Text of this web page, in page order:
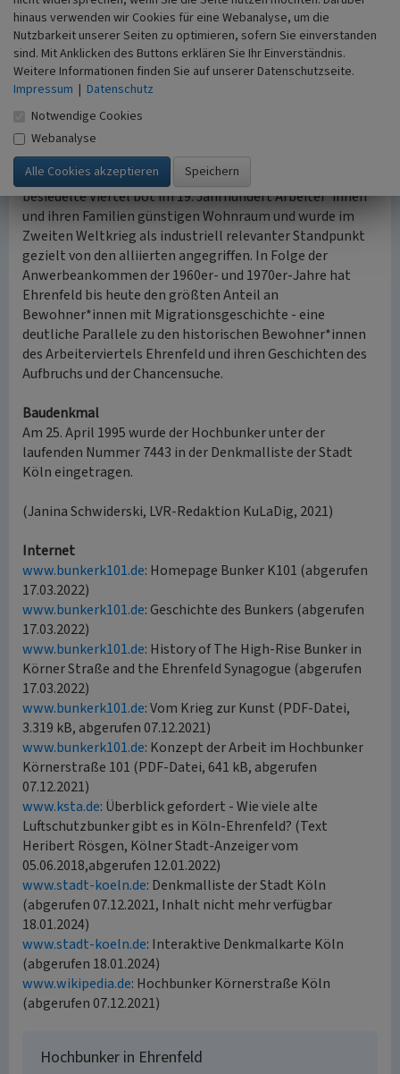
für Geschichte seiner Umgebung spielt eine große Rolle
im kollektive Gedächtnis des Stadtteils:
„So versammelt sich seit vielen Jahren am 10. November, in
Erinnerung an die Reichsprogromnacht und die
Ermordung der Edelweißpiraten eine große Gruppe von
Menschen am Bunker und bricht nach verschiedenen
Wortbeiträgen zu einem Schweigemarsch auf.“
(www.bunkerk101.de, Konzeptpapier)
Das im Zuge der Industrialisierung schnell und dicht
besiedelte Viertel bot im 19. Jahrhundert Arbeiter*innen
und ihren Familien günstigen Wohnraum und wurde im
Zweiten Weltkrieg als industriell relevanter Standpunkt
gezielt von den alliierten angegriffen. In Folge der
Anwerbeankommen der 1960er- und 1970er-Jahre hat
Ehrenfeld bis heute den größten Anteil an
Bewohner*innen mit Migrationsgeschichte - eine
deutliche Parallele zu den historischen Bewohner*innen
des Arbeiterviertels Ehrenfeld und ihren Geschichten des
Aufbruchs und der Chancensuche.
Baudenkmal
Am 25. April 1995 wurde der Hochbunker unter der
laufenden Nummer 7443 in der Denkmalliste der Stadt
Köln eingetragen.
(Janina Schwiderski, LVR-Redaktion KuLaDig, 2021)
Internet
www.bunkerk101.de: Homepage Bunker K101 (abgerufen
17.03.2022)
www.bunkerk101.de: Geschichte des Bunkers (abgerufen
17.03.2022)
www.bunkerk101.de: History of The High-Rise Bunker in
Körner Straße and the Ehrenfeld Synagogue (abgerufen
17.03.2022)
www.bunkerk101.de: Vom Krieg zur Kunst (PDF-Datei,
3.319 kB, abgerufen 07.12.2021)
www.bunkerk101.de: Konzept der Arbeit im Hochbunker
Körnerstraße 101 (PDF-Datei, 641 kB, abgerufen
07.12.2021)
www.ksta.de: Überblick gefordert - Wie viele alte
Luftschutzbunker gibt es in Köln-Ehrenfeld? (Text
Heribert Rösgen, Kölner Stadt-Anzeiger vom
05.06.2018,abgerufen 12.01.2022)
www.stadt-koeln.de: Denkmalliste der Stadt Köln
(abgerufen 07.12.2021, Inhalt nicht mehr verfügbar
18.01.2024)
www.stadt-koeln.de: Interaktive Denkmalkarte Köln
(abgerufen 18.01.2024)
www.wikipedia.de: Hochbunker Körnerstraße Köln
(abgerufen 07.12.2021)
Hochbunker in Ehrenfeld
hinaus verwenden wir Cookies für eine Webanalyse, um die
Nutzbarkeit unserer Seiten zu optimieren, sofern Sie einverstanden
sind. Mit Anklicken des Buttons erklären Sie Ihr Einverständnis.
Weitere Informationen finden Sie auf unserer Datenschutzseite.
Impressum | Datenschutz
Notwendige Cookies
Webanalyse